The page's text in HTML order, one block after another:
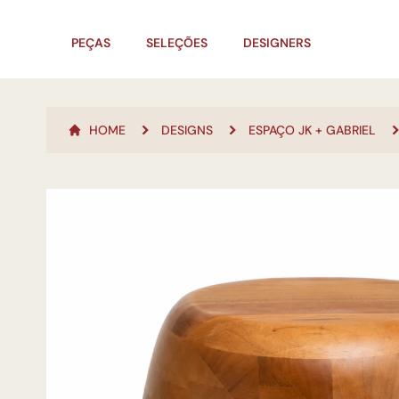
PEÇAS SELEÇÕES DESIGNERS
HOME DESIGNS ESPAÇO JK + GABRIEL